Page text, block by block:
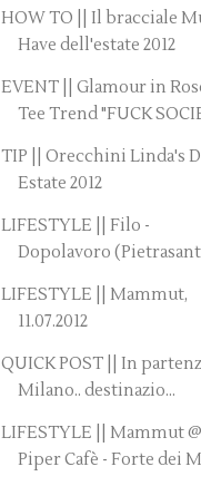
HOW TO || Il bracciale
Have dell'estate 2012
EVENT || Glamour in
Tee Trend "FUCK
TIP || Orecchini Linda's
Estate 2012
LIFESTYLE || Filo -
Dopolavoro
LIFESTYLE || Mammut,
11.07.2012
QUICK POST || In
Milano.. destinazio...
LIFESTYLE || Mammut @
Piper Cafè - Forte dei